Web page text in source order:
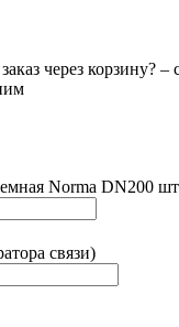
через
Norma DN200
связи)